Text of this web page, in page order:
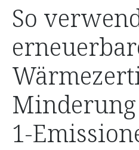
So
Minderung
1-